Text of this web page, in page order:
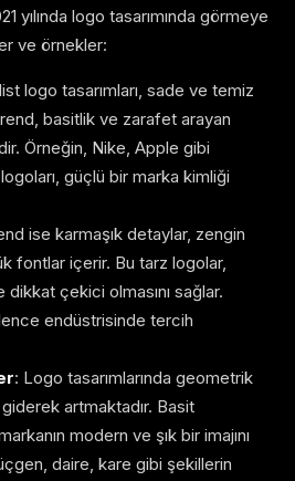
yılında logo tasarımında görmeye
ve örnekler:
logo tasarımları, sade ve temiz
basitlik ve zarafet arayan
Örneğin, Nike, Apple gibi
güçlü bir marka kimliği
ise karmaşık detaylar, zengin
fontlar içerir. Bu tarz logolar,
dikkat çekici olmasını sağlar.
endüstrisinde tercih
: Logo tasarımlarında geometrik
giderek artmaktadır. Basit
modern ve şık bir imajını
daire, kare gibi şekillerin